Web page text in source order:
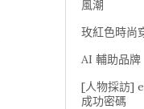
風潮
玫紅色時尚
AI 輔助品
[人物採訪]
成功密碼